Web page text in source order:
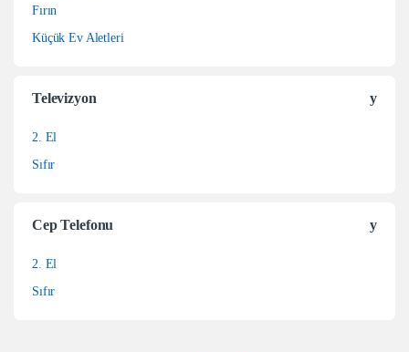
Fırın
Küçük Ev Aletleri
Televizyon
2. El
Sıfır
Cep Telefonu
2. El
Sıfır